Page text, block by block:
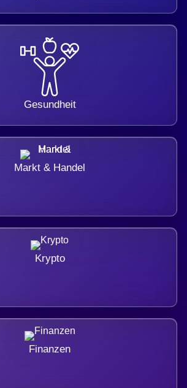
Gesundheit
Markt & Handel
Krypto
Finanzen